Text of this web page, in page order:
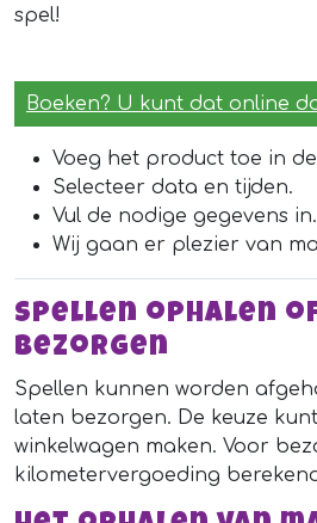
spel!
Boeken? U kunt dat online
Voeg het product toe in
Selecteer data en tijden.
Vul de nodige gegevens in.
Wij gaan er plezier van
Spellen ophalen
bezorgen
Spellen kunnen worden
laten bezorgen. De keuze
winkelwagen maken. Voor
kilometervergoeding